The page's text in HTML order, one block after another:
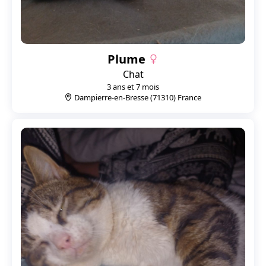
Plume
Chat
3 ans et 7 mois
Dampierre-en-Bresse (71310) France